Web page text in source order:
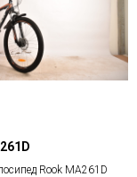
Rook MA261D